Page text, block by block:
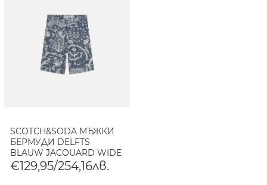
SCOTCH&SODA МЪЖКИ
БЕРМУДИ DELFTS
BLAUW JACQUARD WIDE
FIT 5 POCKET - DELFT
TILES BLUE
€129,95/254,16лв.